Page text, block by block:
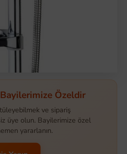
Özeldir
ve sipariş
üye olun. Bayilerimize özel
yararlanın.